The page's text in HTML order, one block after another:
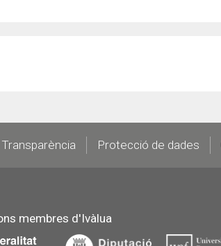
Protecció de dades
membres d'Ivàlua